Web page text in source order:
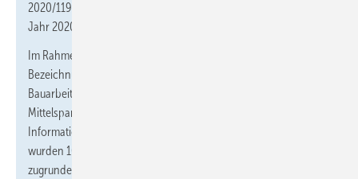
2020/1197) ist das Jahr 2021 das aktuelle Basisjahr und nicht das
Jahr 2020.
Im Rahmen der Umbasierung kam es zu Anpassungen bei der
Bezeichnung einiger Bauleistungen beziehungsweise
Bauarbeiten (beispielsweise bei den Nieder- und
Mittelspannungsanlagen, die nun als Elektro-, Sicherheits- und
Informationstechnische Anlagen bezeichnet werden). Zudem
wurden 10 neue Bauleistungen in die der Berechnung
zugrundeliegenden Wägungsschemata aufgenommen.